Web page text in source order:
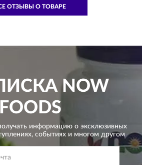
ОТЗЫВЫ О ТОВАРЕ
NOW
FOODS
информацию о эксклюзивных
событиях и многом другом